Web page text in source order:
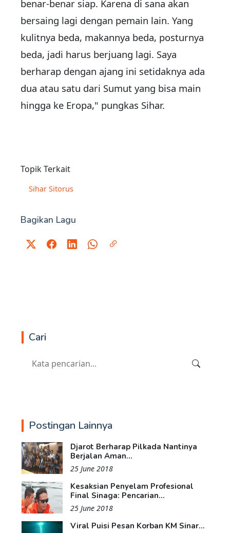
benar-benar siap. Karena di sana akan
bersaing lagi dengan pemain lain. Yang
kulitnya beda, makannya beda, posturnya
beda, jadi harus berjuang lagi. Saya
berharap dengan ajang ini setidaknya ada
dua atau satu dari Sumut yang bisa main
hingga ke Eropa," pungkas Sihar.
Topik Terkait
Sihar Sitorus
Bagikan Lagu
Cari
Postingan Lainnya
Djarot Berharap Pilkada Nantinya
Berjalan Aman...
25 June 2018
Kesaksian Penyelam Profesional
Final Sinaga: Pencarian...
25 June 2018
Viral Puisi Pesan Korban KM Sinar...